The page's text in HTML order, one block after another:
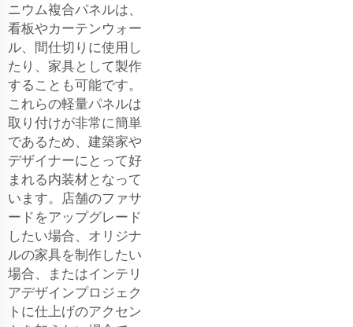
ニウム複合パネルは、
看板やカーテンウォー
ル、間仕切りに使用し
たり、家具として製作
することも可能です。
これらの軽量パネルは
取り付けが非常に簡単
であるため、建築家や
デザイナーにとって好
まれる内装材となって
います。店舗のファサ
ードをアップグレード
したい場合、オリジナ
ルの家具を制作したい
場合、またはインテリ
アデザインプロジェク
トに仕上げのアクセン